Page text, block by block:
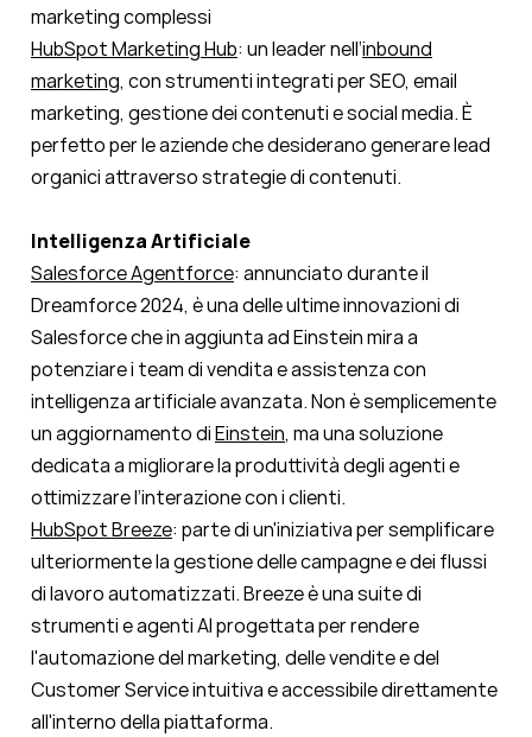
marketing complessi
HubSpot Marketing Hub: un leader nell’inbound
marketing, con strumenti integrati per SEO, email
marketing, gestione dei contenuti e social media. È
perfetto per le aziende che desiderano generare lead
organici attraverso strategie di contenuti.
Intelligenza Artificiale
Salesforce Agentforce: annunciato durante il
Dreamforce 2024, è una delle ultime innovazioni di
Salesforce che in aggiunta ad Einstein mira a
potenziare i team di vendita e assistenza con
intelligenza artificiale avanzata. Non è semplicemente
un aggiornamento diEinstein, ma una soluzione
dedicata a migliorare la produttività degli agenti e
ottimizzare l’interazione con i clienti.
HubSpot Breeze: parte di un'iniziativa per semplificare
ulteriormente la gestione delle campagne e dei flussi
di lavoro automatizzati. Breeze è una suite di
strumenti e agenti AI progettata per rendere
l'automazione del marketing, delle vendite e del
Customer Service intuitiva e accessibile direttamente
all'interno della piattaforma.